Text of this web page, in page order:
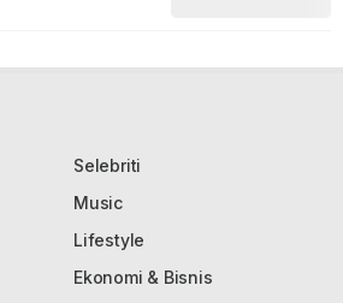
Selebriti
Music
Lifestyle
Ekonomi & Bisnis